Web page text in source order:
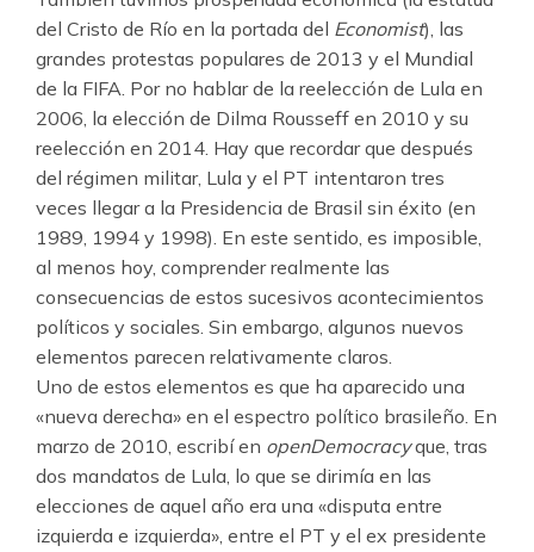
del Cristo de Río en la portada del Economist), las
grandes protestas populares de 2013 y el Mundial
de la FIFA. Por no hablar de la reelección de Lula en
2006, la elección de Dilma Rousseff en 2010 y su
reelección en 2014. Hay que recordar que después
del régimen militar, Lula y el PT intentaron tres
veces llegar a la Presidencia de Brasil sin éxito (en
1989, 1994 y 1998). En este sentido, es imposible,
al menos hoy, comprender realmente las
consecuencias de estos sucesivos acontecimientos
políticos y sociales. Sin embargo, algunos nuevos
elementos parecen relativamente claros.
Uno de estos elementos es que ha aparecido una
«nueva derecha» en el espectro político brasileño. En
marzo de 2010, escribí en openDemocracyque, tras
dos mandatos de Lula, lo que se dirimía en las
elecciones de aquel año era una «disputa entre
izquierda e izquierda», entre el PT y el ex presidente